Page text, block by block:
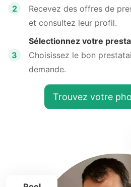
2
Recevez des offres de
et consultez leur profil.
3
Sélectionnez votre
Choisissez le bon
demande.
Trouvez votre